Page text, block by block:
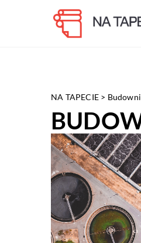
NA TAPECIE >